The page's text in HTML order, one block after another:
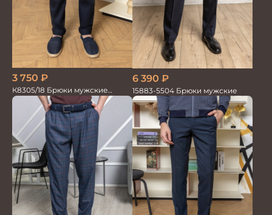
3 750 ₽
К8305/18 Брюки мужские
т.синие
6 390 ₽
15883-5504 Брюки мужские